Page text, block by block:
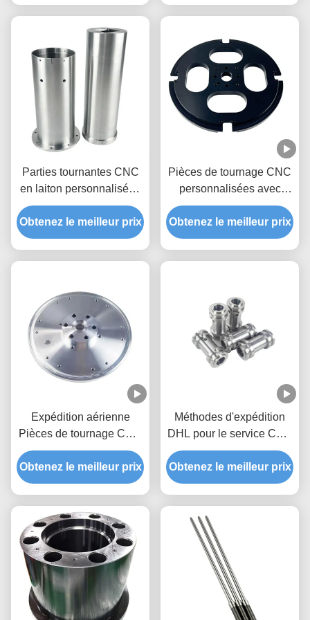
Parties tournantes CNC
en laiton personnalisées
de haute précision avec
services OEM/ODM
Obtenez le meilleur prix
Pièces de tournage CNC
personnalisées avec
aluminium 7075 T6 et
tolérance +/-0,01-0,005
mm pour pièces
Obtenez le meilleur prix
Expédition aérienne
Pièces de tournage CNC
Prototypage rapide
Pièces CNC Services
d'usinage Pièces
personnalisées pour
machines
Obtenez le meilleur prix
Méthodes d'expédition
DHL pour le service CNC
acrylique. Livraison de
découpe et gravure
précises. Un échantillon
d'échantillon s'appliquent.
Obtenez le meilleur prix